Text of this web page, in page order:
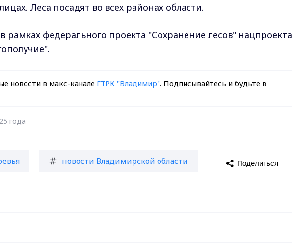
Леса посадят во всех районах области.
рамках федерального проекта "Сохранение лесов" нацпроекта
новости в макс-канале ГТРК "Владимир". Подписывайтесь и будьте в
года
новости Владимирской области Поделиться